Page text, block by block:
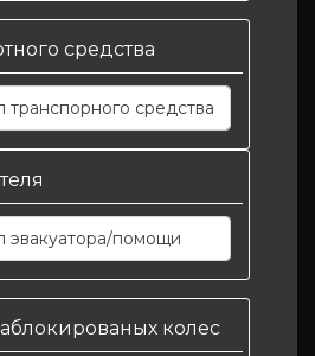
средства
транспорного средства
эвакуатора/помощи
колес